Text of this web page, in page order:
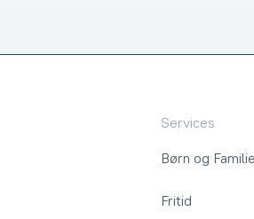
Services
Børn og Familie
Fritid